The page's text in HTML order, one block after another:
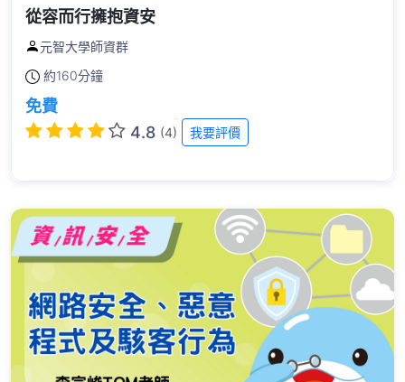
從容而行擁抱資安
元智大學師資群
約160分鐘
免費
4.8 (4) 我要評價